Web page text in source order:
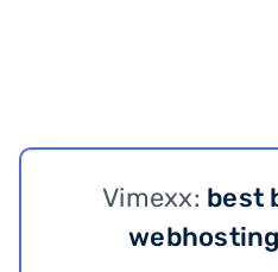
Vimexx: best